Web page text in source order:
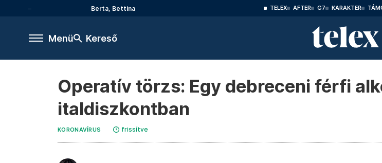
Berta, Bettina TELEX AFTER G7 KARAKTER
Menü Kereső
Operatív törzs: Egy debreceni férfi
italdiszkontban
KORONAVÍRUS frissítve